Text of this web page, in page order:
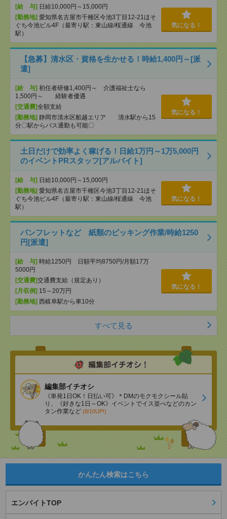
[給 与] 日給10,000円～15,000円
[勤務地] 愛知県名古屋市千種区今池3丁目12-21ほそ
ぐち今池ビル4F（最寄り駅：東山線/桜通線 今池
駅）
気になる！
【急募】清水区・資格を生かせる！時給1,400円～[派
遣]
[給 与] 初任者研修1,400円～ 介護福祉士なら
1,500円～ 経験者優遇
[交通費]全額支給
[勤務地] 静岡市清水区船越エリア 清水駅から15
分〇駅からバス通勤も可能〇
気になる！
土日だけで効率よく稼げる！日給1万円～1万5,000円
のイベントPRスタッフ[アルバイト]
[給 与] 日給10,000円～15,000円
[勤務地] 愛知県名古屋市千種区今池3丁目12-21ほそ
ぐち今池ビル4F（最寄り駅：東山線/桜通線 今池
駅）
気になる！
パンフレットなど 紙類のピッキング作業/時給1250
円[派遣]
[給 与] 時給1250円 日額平均8750円/月額17万
5000円
[交通費]交通費支給（規定あり）
[月収例] 15～20万円
[勤務地] 西岐阜駅から車10分
気になる！
すべて見る
編集部イチオシ
《単発1日OK！日払い可》＊DMのモクモクシール貼
り、《好きな1日～OK》イベントでイス並べなどのカン
タン作業など (8/10UP!)
かんたん検索はこちら
エンバイトTOP